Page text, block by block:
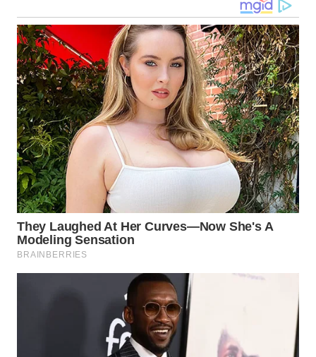
WN
KARAWANG
WN
BEKASI
WN
BOGOR
WN
DEPOK
WN
TAPANULI